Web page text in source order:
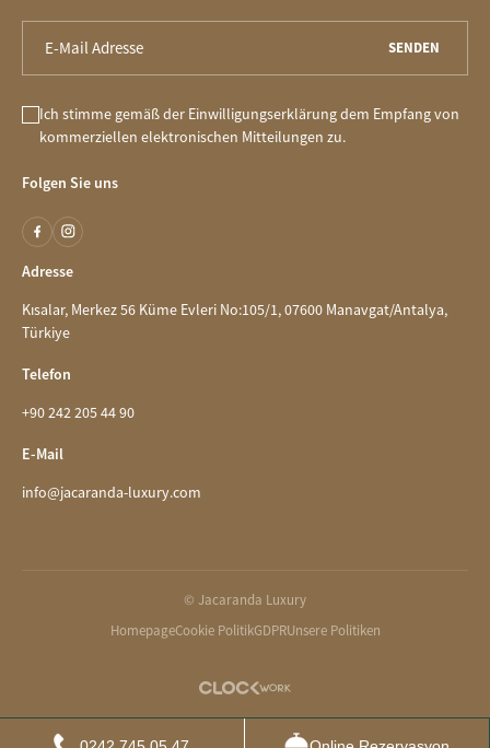
SENDEN
Ich stimme gemäß der Einwilligungserklärung dem Empfang von
kommerziellen elektronischen Mitteilungen zu.
Folgen Sie uns
Adresse
Kısalar, Merkez 56 Küme Evleri No:105/1, 07600 Manavgat/Antalya,
Türkiye
Telefon
+90 242 205 44 90
E-Mail
info@jacaranda-luxury.com
© Jacaranda Luxury
HomepageCookie PolitikGDPRUnsere Politiken